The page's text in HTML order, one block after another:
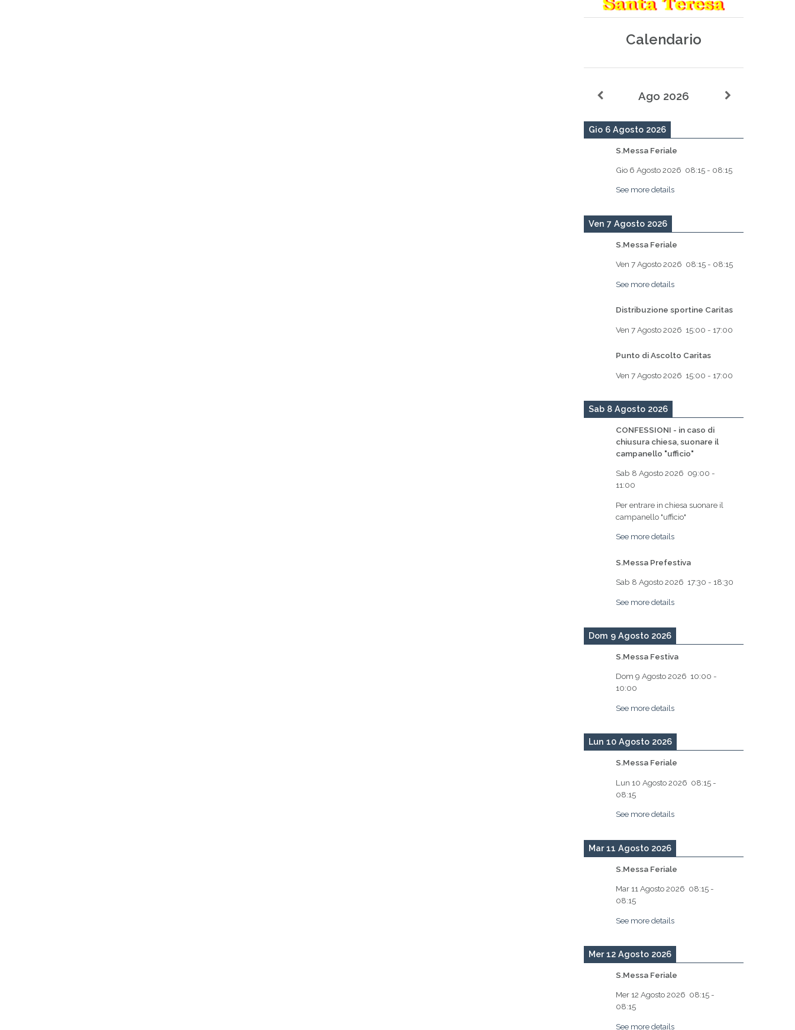
Calendario
Ago 2026
Gio 6 Agosto 2026
S.Messa Feriale
Gio 6 Agosto 2026 08:15 - 08:15
See more details
Ven 7 Agosto 2026
S.Messa Feriale
Ven 7 Agosto 2026 08:15 - 08:15
See more details
Distribuzione sportine Caritas
Ven 7 Agosto 2026 15:00 - 17:00
Punto di Ascolto Caritas
Ven 7 Agosto 2026 15:00 - 17:00
Sab 8 Agosto 2026
CONFESSIONI - in caso di
chiusura chiesa, suonare il
campanello "ufficio"
Sab 8 Agosto 2026 09:00 -
11:00
Per entrare in chiesa suonare il
campanello "ufficio"
See more details
S.Messa Prefestiva
Sab 8 Agosto 2026 17:30 - 18:30
See more details
Dom 9 Agosto 2026
S.Messa Festiva
Dom 9 Agosto 2026 10:00 -
10:00
See more details
Lun 10 Agosto 2026
S.Messa Feriale
Lun 10 Agosto 2026 08:15 -
08:15
See more details
Mar 11 Agosto 2026
S.Messa Feriale
Mar 11 Agosto 2026 08:15 -
08:15
See more details
Mer 12 Agosto 2026
S.Messa Feriale
Mer 12 Agosto 2026 08:15 -
08:15
See more details